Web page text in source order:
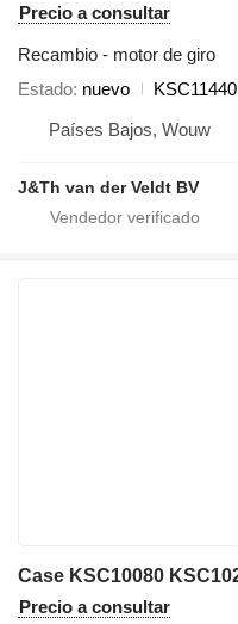
Precio a consultar
Recambio - motor de giro
Estado nuevo
KSC11440
Países Bajos, Wouw
J&Th van der Veldt BV
Precio a consultar